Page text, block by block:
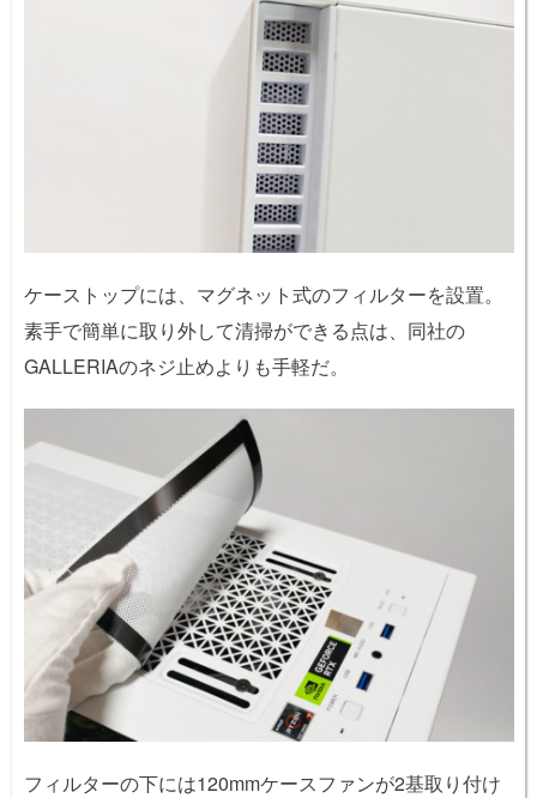
ケーストップには、マグネット式のフィルターを設置。
素手で簡単に取り外して清掃ができる点は、同社の
GALLERIAのネジ止めよりも手軽だ。
フィルターの下には120mmケースファンが2基取り付け